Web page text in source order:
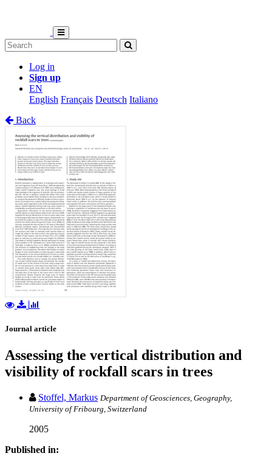
Log in
Sign up
EN
English Français Deutsch Italiano
Back
Journal article
Assessing the vertical distribution and
visibility of rockfall scars in trees
Stoffel, Markus Department of Geosciences, Geography,
University of Fribourg, Switzerland
2005
Published in: